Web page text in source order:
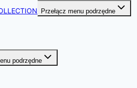
Przełącz menu podrzędne
podrzędne